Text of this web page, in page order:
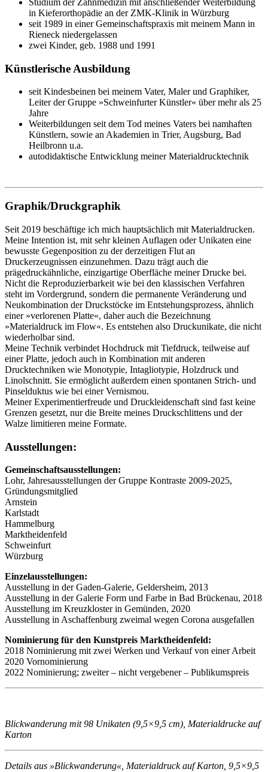
Studium der Zahnmedizin mit anschließender Weiterbildung
in Kieferorthopädie an der ZMK-Klinik in Würzburg
seit 1989 in einer Gemeinschaftspraxis mit meinem Mann in
Rieneck niedergelassen
zwei Kinder, geb. 1988 und 1991
Künstlerische Ausbildung
seit Kindesbeinen bei meinem Vater, Maler und Graphiker,
Leiter der Gruppe »Schweinfurter Künstler« über mehr als 25
Jahre
Weiterbildungen seit dem Tod meines Vaters bei namhaften
Künstlern, sowie an Akademien in Trier, Augsburg, Bad
Heilbronn u.a.
autodidaktische Entwicklung meiner Materialdrucktechnik
Graphik/Druckgraphik
Seit 2019 beschäftige ich mich hauptsächlich mit Materialdrucken.
Meine Intention ist, mit sehr kleinen Auflagen oder Unikaten eine
bewusste Gegenposition zu der derzeitigen Flut an
Druckerzeugnissen einzunehmen. Dazu trägt auch die
prägedruckähnliche, einzigartige Oberfläche meiner Drucke bei.
Nicht die Reproduzierbarkeit wie bei den klassischen Verfahren
steht im Vordergrund, sondern die permanente Veränderung und
Neukombination der Druckstöcke im Entstehungsprozess, ähnlich
einer »verlorenen Platte«, daher auch die Bezeichnung
»Materialdruck im Flow«. Es entstehen also Druckunikate, die nicht
wiederholbar sind.
Meine Technik verbindet Hochdruck mit Tiefdruck, teilweise auf
einer Platte, jedoch auch in Kombination mit anderen
Drucktechniken wie Monotypie, Intagliotypie, Holzdruck und
Linolschnitt. Sie ermöglicht außerdem einen spontanen Strich- und
Pinselduktus wie bei einer Vernismou.
Meiner Experimentierfreude und Druckleidenschaft sind fast keine
Grenzen gesetzt, nur die Breite meines Druckschlittens und der
Walze limitieren meine Formate.
Ausstellungen:
Gemeinschaftsausstellungen:
Lohr, Jahresausstellungen der Gruppe Kontraste 2009-2025,
Gründungsmitglied
Arnstein
Karlstadt
Hammelburg
Marktheidenfeld
Schweinfurt
Würzburg
Einzelausstellungen:
Ausstellung in der Gaden-Galerie, Geldersheim, 2013
Ausstellung in der Galerie Form und Farbe in Bad Brückenau, 2018
Ausstellung im Kreuzkloster in Gemünden, 2020
Ausstellung in Aschaffenburg zweimal wegen Corona ausgefallen
Nominierung für den Kunstpreis Marktheidenfeld:
2018 Nominierung mit zwei Werken und Verkauf von einer Arbeit
2020 Vornominierung
2022 Nominierung; zweiter – nicht vergebener – Publikumspreis
Blickwanderung mit 98 Unikaten (9,5×9,5 cm), Materialdrucke auf
Karton
Details aus »Blickwanderung«, Materialdruck auf Karton, 9,5×9,5